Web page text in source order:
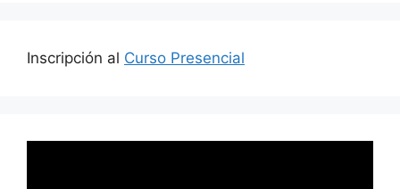
Inscripción al Curso Presencial